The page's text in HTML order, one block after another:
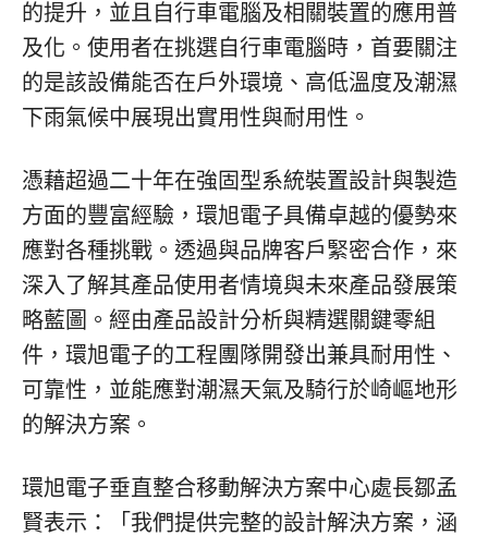
的提升，並且自行車電腦及相關裝置的應用普
及化。使用者在挑選自行車電腦時，首要關注
的是該設備能否在戶外環境、高低溫度及潮濕
下雨氣候中展現出實用性與耐用性。
憑藉超過二十年在強固型系統裝置設計與製造
方面的豐富經驗，環旭電子具備卓越的優勢來
應對各種挑戰。透過與品牌客戶緊密合作， 來
深入了解其產品使用者情境與未來產品發展策
略藍圖。經由產品設計分析與精選關鍵零組
件，環旭電子的工程團隊開發出兼具耐用性、
可靠性，並能應對潮濕天氣及騎行於崎嶇地形
的解決方案。
環旭電子垂直整合移動解決方案中心處長鄒孟
賢表示：「我們提供完整的設計解決方案，涵